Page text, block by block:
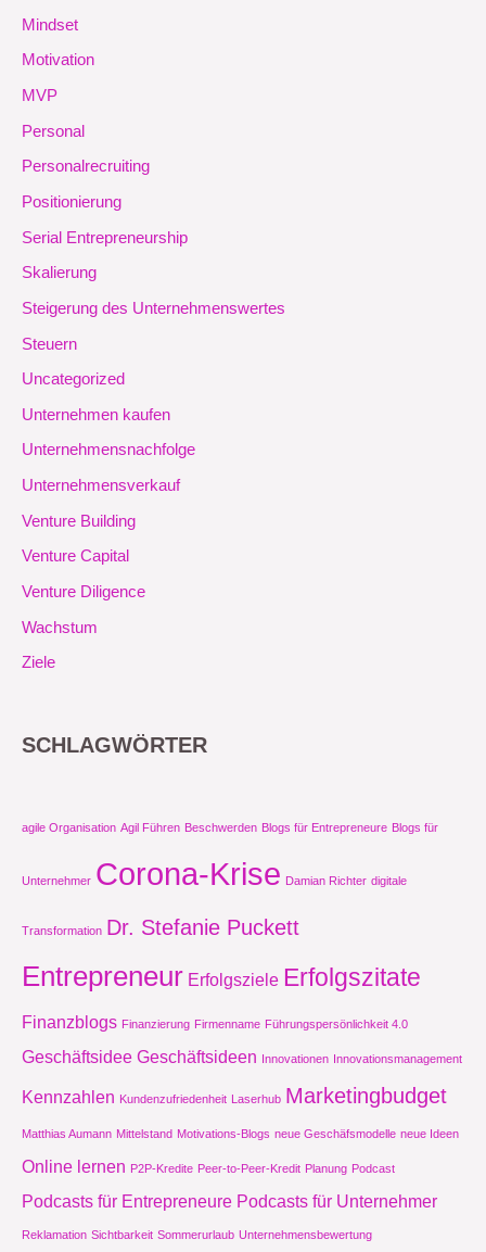
Mindset
Motivation
MVP
Personal
Personalrecruiting
Positionierung
Serial Entrepreneurship
Skalierung
Steigerung des Unternehmenswertes
Steuern
Uncategorized
Unternehmen kaufen
Unternehmensnachfolge
Unternehmensverkauf
Venture Building
Venture Capital
Venture Diligence
Wachstum
Ziele
SCHLAGWÖRTER
agile Organisation Agil Führen Beschwerden Blogs für Entrepreneure Blogs für
Unternehmer Corona-Krise Damian Richter digitale
Transformation Dr. Stefanie Puckett
Entrepreneur Erfolgsziele Erfolgszitate
Finanzblogs Finanzierung Firmenname Führungspersönlichkeit 4.0
Geschäftsidee Geschäftsideen Innovationen Innovationsmanagement
Kennzahlen Kundenzufriedenheit Laserhub Marketingbudget
Matthias Aumann Mittelstand Motivations-Blogs neue Geschäfsmodelle neue Ideen
Online lernen P2P-Kredite Peer-to-Peer-Kredit Planung Podcast
Podcasts für Entrepreneure Podcasts für Unternehmer
Reklamation Sichtbarkeit Sommerurlaub Unternehmensbewertung